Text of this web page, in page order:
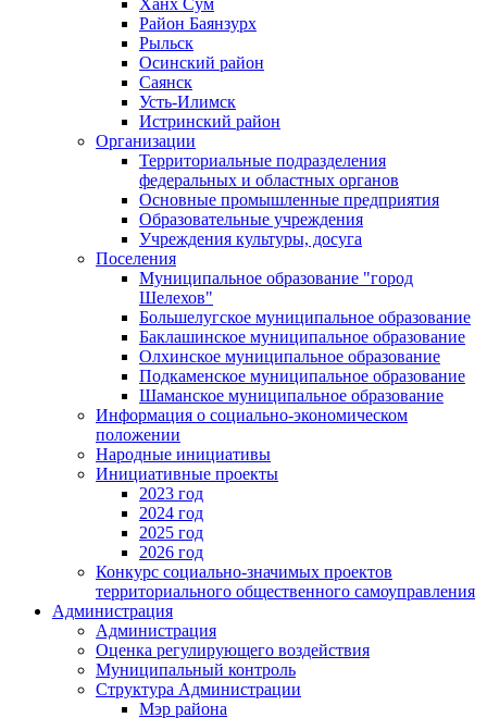
Район Баянзурх
Рыльск
Осинский район
Саянск
Усть-Илимск
Истринский район
Организации
Территориальные подразделения
федеральных и областных органов
Основные промышленные предприятия
Образовательные учреждения
Учреждения культуры, досуга
Поселения
Муниципальное образование "город
Шелехов"
Большелугское муниципальное образование
Баклашинское муниципальное образование
Олхинское муниципальное образование
Подкаменское муниципальное образование
Шаманское муниципальное образование
Информация о социально-экономическом
положении
Народные инициативы
Инициативные проекты
2023 год
2024 год
2025 год
2026 год
Конкурс социально-значимых проектов
территориального общественного самоуправления
Администрация
Администрация
Оценка регулирующего воздействия
Муниципальный контроль
Структура Администрации
Мэр района